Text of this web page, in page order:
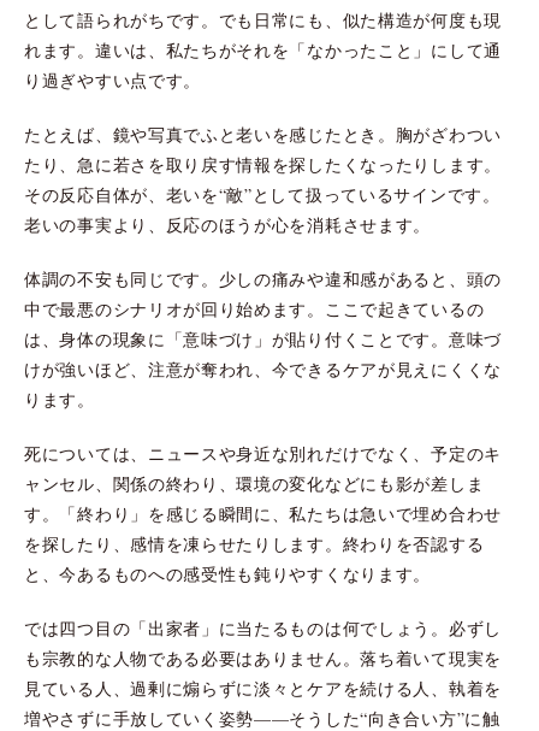
として語られがちです。でも日常にも、似た構造が何度も現
れます。違いは、私たちがそれを「なかったこと」にして通
り過ぎやすい点です。
たとえば、鏡や写真でふと老いを感じたとき。胸がざわつい
たり、急に若さを取り戻す情報を探したくなったりします。
その反応自体が、老いを“敵”として扱っているサインです。
老いの事実より、反応のほうが心を消耗させます。
体調の不安も同じです。少しの痛みや違和感があると、頭の
中で最悪のシナリオが回り始めます。ここで起きているの
は、身体の現象に「意味づけ」が貼り付くことです。意味づ
けが強いほど、注意が奪われ、今できるケアが見えにくくな
ります。
死については、ニュースや身近な別れだけでなく、予定のキ
ャンセル、関係の終わり、環境の変化などにも影が差しま
す。「終わり」を感じる瞬間に、私たちは急いで埋め合わせ
を探したり、感情を凍らせたりします。終わりを否認する
と、今あるものへの感受性も鈍りやすくなります。
では四つ目の「出家者」に当たるものは何でしょう。必ずし
も宗教的な人物である必要はありません。落ち着いて現実を
見ている人、過剰に煽らずに淡々とケアを続ける人、執着を
増やさずに手放していく姿勢——そうした“向き合い方”に触